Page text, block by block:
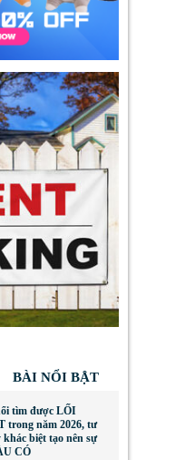
BÀI NỔI BẬT
tìm được LỐI
trong năm 2026, tư
khác biệt tạo nên sự
CÓ